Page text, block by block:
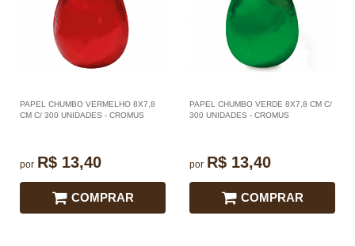
PAPEL CHUMBO VERMELHO 8X7,8
CM C/ 300 UNIDADES - CROMUS
por R$ 13,40
COMPRAR
PAPEL CHUMBO VERDE 8X7,8 CM C/
300 UNIDADES - CROMUS
por R$ 13,40
COMPRAR